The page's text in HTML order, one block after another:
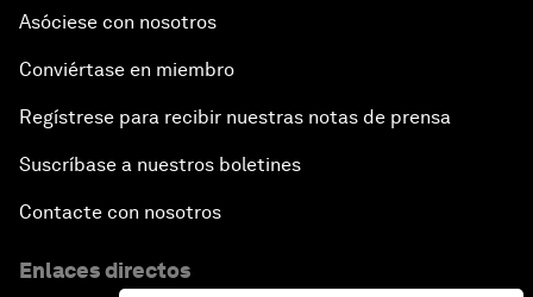
Asóciese con nosotros
Conviértase en miembro
Regístrese para recibir nuestras notas de prensa
Suscríbase a nuestros boletines
Contacte con nosotros
Enlaces directos